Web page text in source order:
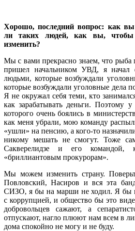
Хорошо, последний вопрос: как вы
ли таких людей, как вы, чтобы
изменить?
Мы с вами прекрасно знаем, что рыба
пришел начальником УВД, я начал
людьми, которые возбуждали
которые возбуждали уголовные дела
Я не окружал себя теми, кто
как зарабатывать деньги. Поэтому
которого очень боялись в
как меня убрали, мою команду
«ушли» на пенсию, а кого-то
никому мешать не смогут. Тоже
Сакверелидзе и его командой,
«бриллиантовым прокурорам».
Мы можем изменить страну.
Повловский, Насиров и вся эта
СИЗО, я бы на марши не ходил. Я бы
с коррупцией, и общество бы это
добровольцев сажают, а
отпускают, нагло плюют нам всем в
дома спокойно не могу и не буду.